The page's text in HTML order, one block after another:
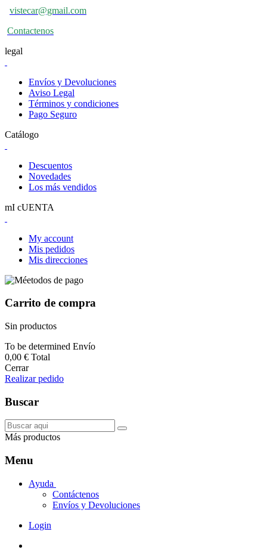
vistecar@gmail.com
Contactenos
legal
Envíos y Devoluciones
Aviso Legal
Términos y condiciones
Pago Seguro
Catálogo
Descuentos
Novedades
Los más vendidos
mI cUENTA
My account
Mis pedidos
Mis direcciones
Carrito de compra
Sin productos
To be determined Envío
0,00 € Total
Cerrar
Realizar pedido
Buscar
Más productos
Menu
Ayuda
Contáctenos
Envíos y Devoluciones
Login